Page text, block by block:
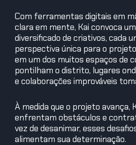
Com ferramentas digitais em
clara em mente, Kai convoca
diversificado de criativos, cada
perspectiva única para o
em um dos muitos espaços de
pontilham o distrito, lugares
e colaborações improváveis
À medida que o projeto avança,
enfrentam obstáculos e
vez de desanimar, esses
alimentam sua determinação.